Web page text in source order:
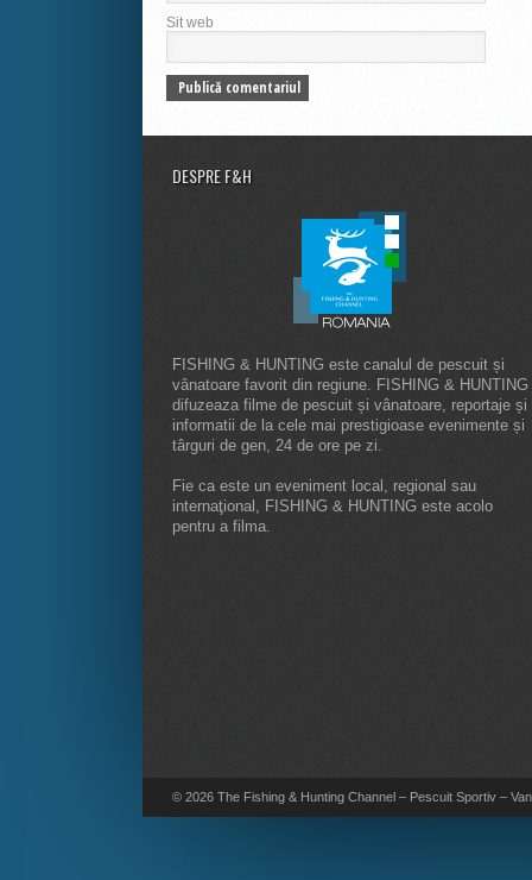
Sit web
DESPRE F&H
FISHING & HUNTING este canalul de pescuit și
vânatoare favorit din regiune. FISHING & HUNTING
difuzeaza filme de pescuit și vânatoare, reportaje și
informatii de la cele mai prestigioase evenimente și
târguri de gen, 24 de ore pe zi.
Fie ca este un eveniment local, regional sau
internaţional, FISHING & HUNTING este acolo
pentru a filma.
© 2026 The Fishing & Hunting Channel – Pescuit Sportiv –